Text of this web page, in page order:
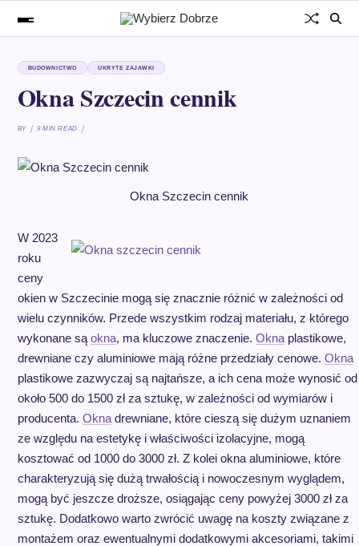
BUDOWNICTWO UKRYTE ZAJAWKI
Okna Szczecin cennik
BY 9 MIN READ
Okna Szczecin cennik
W 2023
roku
ceny
okien w Szczecinie mogą się znacznie różnić w zależności od
wielu czynników. Przede wszystkim rodzaj materiału, z którego
wykonane są okna, ma kluczowe znaczenie. Oknaplastikowe,
drewniane czy aluminiowe mają różne przedziały cenowe. Okna
plastikowe zazwyczaj są najtańsze, a ich cena może wynosić od
około 500 do 1500 zł za sztukę, w zależności od wymiarów i
producenta. Oknadrewniane, które cieszą się dużym uznaniem
ze względu na estetykę i właściwości izolacyjne, mogą
kosztować od 1000 do 3000 zł. Z kolei okna aluminiowe, które
charakteryzują się dużą trwałością i nowoczesnym wyglądem,
mogą być jeszcze droższe, osiągając ceny powyżej 3000 zł za
sztukę. Dodatkowo warto zwrócić uwagę na koszty związane z
montażem oraz ewentualnymi dodatkowymi akcesoriami, takimi